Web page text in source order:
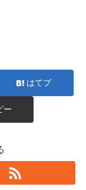
はてブ
ー